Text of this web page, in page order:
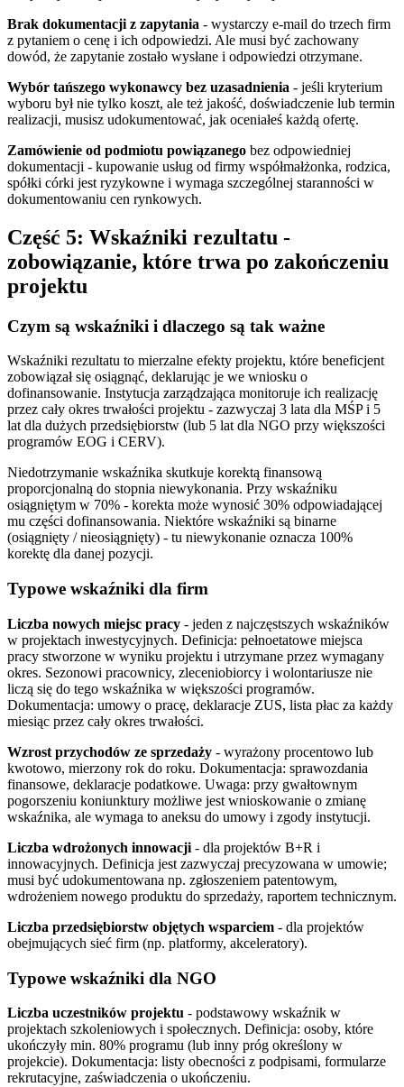
Brak dokumentacji z zapytania - wystarczy e-mail do trzech firm
z pytaniem o cenę i ich odpowiedzi. Ale musi być zachowany
dowód, że zapytanie zostało wysłane i odpowiedzi otrzymane.
Wybór tańszego wykonawcy bez uzasadnienia - jeśli kryterium
wyboru był nie tylko koszt, ale też jakość, doświadczenie lub termin
realizacji, musisz udokumentować, jak oceniałeś każdą ofertę.
Zamówienie od podmiotu powiązanego bez odpowiedniej
dokumentacji - kupowanie usług od firmy współmałżonka, rodzica,
spółki córki jest ryzykowne i wymaga szczególnej staranności w
dokumentowaniu cen rynkowych.
Część 5: Wskaźniki rezultatu -
zobowiązanie, które trwa po zakończeniu
projektu
Czym są wskaźniki i dlaczego są tak ważne
Wskaźniki rezultatu to mierzalne efekty projektu, które beneficjent
zobowiązał się osiągnąć, deklarując je we wniosku o
dofinansowanie. Instytucja zarządzająca monitoruje ich realizację
przez cały okres trwałości projektu - zazwyczaj 3 lata dla MŚP i 5
lat dla dużych przedsiębiorstw (lub 5 lat dla NGO przy większości
programów EOG i CERV).
Niedotrzymanie wskaźnika skutkuje korektą finansową
proporcjonalną do stopnia niewykonania. Przy wskaźniku
osiągniętym w 70% - korekta może wynosić 30% odpowiadającej
mu części dofinansowania. Niektóre wskaźniki są binarne
(osiągnięty / nieosiągnięty) - tu niewykonanie oznacza 100%
korektę dla danej pozycji.
Typowe wskaźniki dla firm
Liczba nowych miejsc pracy - jeden z najczęstszych wskaźników
w projektach inwestycyjnych. Definicja: pełnoetatowe miejsca
pracy stworzone w wyniku projektu i utrzymane przez wymagany
okres. Sezonowi pracownicy, zleceniobiorcy i wolontariusze nie
liczą się do tego wskaźnika w większości programów.
Dokumentacja: umowy o pracę, deklaracje ZUS, lista płac za każdy
miesiąc przez cały okres trwałości.
Wzrost przychodów ze sprzedaży - wyrażony procentowo lub
kwotowo, mierzony rok do roku. Dokumentacja: sprawozdania
finansowe, deklaracje podatkowe. Uwaga: przy gwałtownym
pogorszeniu koniunktury możliwe jest wnioskowanie o zmianę
wskaźnika, ale wymaga to aneksu do umowy i zgody instytucji.
Liczba wdrożonych innowacji - dla projektów B+R i
innowacyjnych. Definicja jest zazwyczaj precyzowana w umowie;
musi być udokumentowana np. zgłoszeniem patentowym,
wdrożeniem nowego produktu do sprzedaży, raportem technicznym.
Liczba przedsiębiorstw objętych wsparciem - dla projektów
obejmujących sieć firm (np. platformy, akceleratory).
Typowe wskaźniki dla NGO
Liczba uczestników projektu - podstawowy wskaźnik w
projektach szkoleniowych i społecznych. Definicja: osoby, które
ukończyły min. 80% programu (lub inny próg określony w
projekcie). Dokumentacja: listy obecności z podpisami, formularze
rekrutacyjne, zaświadczenia o ukończeniu.